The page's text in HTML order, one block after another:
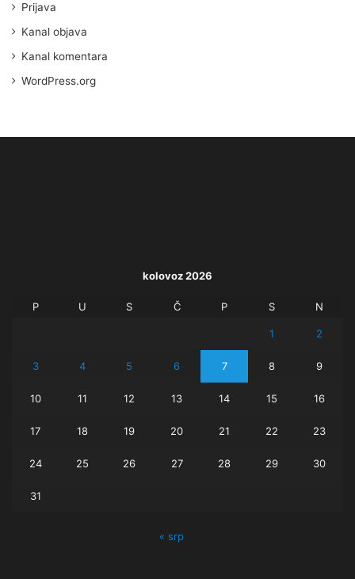
Prijava
Kanal objava
Kanal komentara
WordPress.org
kolovoz 2026
P U S Č P S N
1 2
3 4 5 6 7 8 9
10 11 12 13 14 15 16
17 18 19 20 21 22 23
24 25 26 27 28 29 30
31
« srp